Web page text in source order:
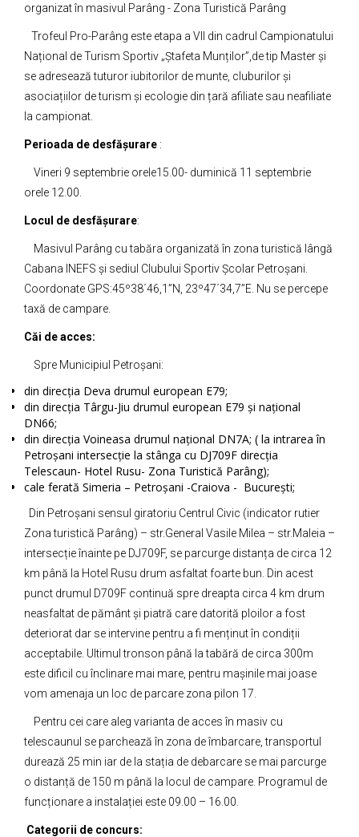
organizat în masivul Parâng - Zona Turistică Parâng
Trofeul Pro-Parâng este etapa a VII din cadrul Campionatului
Național de Turism Sportiv „Ștafeta Munților”,de tip Master și
se adresează tuturor iubitorilor de munte, cluburilor și
asociațiilor de turism și ecologie din țară afiliate sau neafiliate
la campionat.
Perioada de desfășurare :
Vineri 9 septembrie orele15.00- duminică 11 septembrie
orele 12.00.
Locul de desfășurare:
Masivul Parâng cu tabăra organizată în zona turistică lângă
Cabana INEFS și sediul Clubului Sportiv Școlar Petroșani.
Coordonate GPS:45º38´46,1”N, 23º47´34,7”E. Nu se percepe
taxă de campare.
Căi de acces:
Spre Municipiul Petroșani:
din direcția Deva drumul european E79;
din direcția Târgu-Jiu drumul european E79 și național
DN66;
din direcția Voineasa drumul național DN7A; ( la intrarea în
Petroșani intersecție la stânga cu DJ709F direcția
Telescaun- Hotel Rusu- Zona Turistică Parâng);
cale ferată Simeria – Petroșani -Craiova - București;
Din Petroșani sensul giratoriu Centrul Civic (indicator rutier
Zona turistică Parâng) – str.General Vasile Milea – str.Maleia –
intersecție înainte pe DJ709F, se parcurge distanța de circa 12
km până la Hotel Rusu drum asfaltat foarte bun. Din acest
punct drumul D709F continuă spre dreapta circa 4 km drum
neasfaltat de pământ și piatră care datorită ploilor a fost
deteriorat dar se intervine pentru a fi menținut în condiții
acceptabile. Ultimul tronson până la tabără de circa 300m
este dificil cu înclinare mai mare, pentru mașinile mai joase
vom amenaja un loc de parcare zona pilon 17.
Pentru cei care aleg varianta de acces în masiv cu
telescaunul se parchează în zona de îmbarcare, transportul
durează 25 min iar de la stația de debarcare se mai parcurge
o distanță de 150 m până la locul de campare. Programul de
funcționare a instalației este 09.00 – 16.00.
Categorii de concurs: